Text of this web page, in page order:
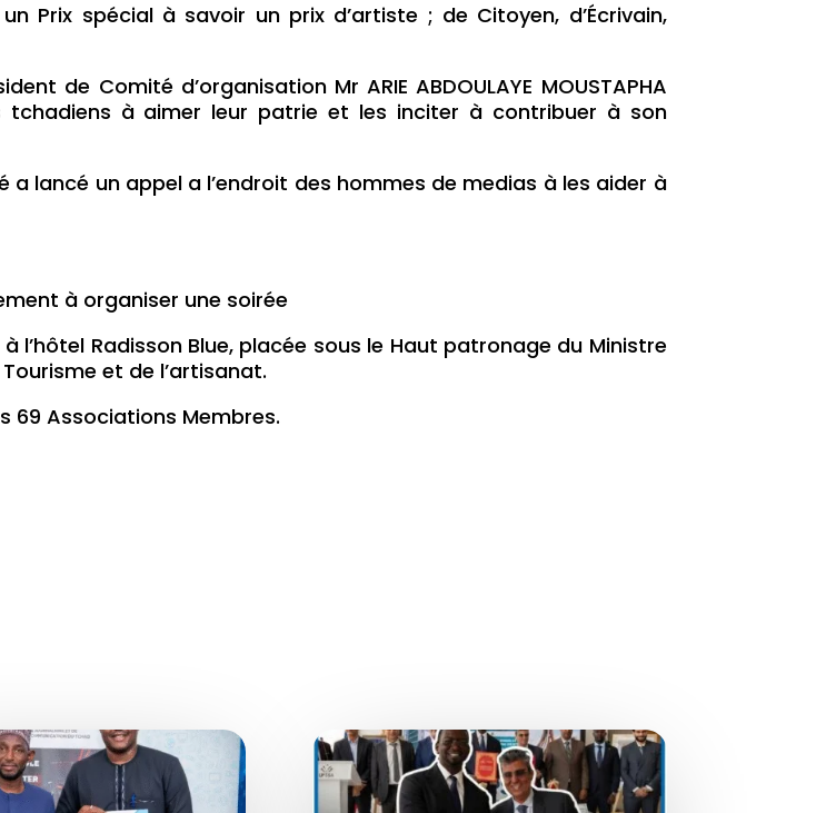
Prix spécial à savoir un prix d’artiste ; de Citoyen, d’Écrivain,
de Comité d’organisation Mr ARIE ABDOULAYE MOUSTAPHA
tchadiens à aimer leur patrie et les inciter à contribuer à son
lancé un appel a l’endroit des hommes de medias à les aider à
à organiser une soirée
l’hôtel Radisson Blue, placée sous le Haut patronage du Ministre
et de l’artisanat.
69 Associations Membres.